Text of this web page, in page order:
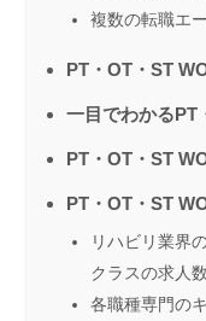
複数の転職エ
PT・OT・ST
一目でわかるPT
PT・OT・ST
PT・OT・ST
リハビリ業界
クラスの求人数
各職種専門の